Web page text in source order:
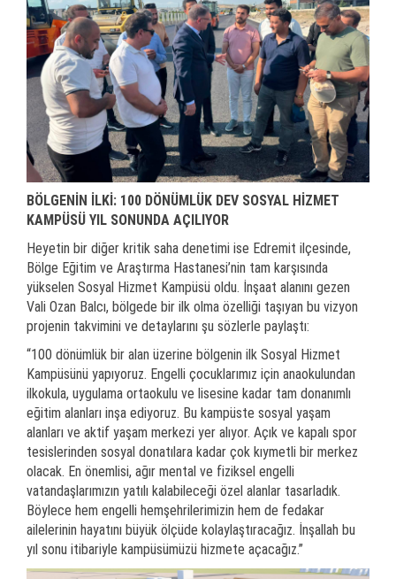
BÖLGENİN İLKİ: 100 DÖNÜMLÜK DEV SOSYAL HİZMET
KAMPÜSÜ YIL SONUNDA AÇILIYOR
Heyetin bir diğer kritik saha denetimi ise Edremit ilçesinde,
Bölge Eğitim ve Araştırma Hastanesi’nin tam karşısında
yükselen Sosyal Hizmet Kampüsü oldu. İnşaat alanını gezen
Vali Ozan Balcı, bölgede bir ilk olma özelliği taşıyan bu vizyon
projenin takvimini ve detaylarını şu sözlerle paylaştı:
“100 dönümlük bir alan üzerine bölgenin ilk Sosyal Hizmet
Kampüsünü yapıyoruz. Engelli çocuklarımız için anaokulundan
ilkokula, uygulama ortaokulu ve lisesine kadar tam donanımlı
eğitim alanları inşa ediyoruz. Bu kampüste sosyal yaşam
alanları ve aktif yaşam merkezi yer alıyor. Açık ve kapalı spor
tesislerinden sosyal donatılara kadar çok kıymetli bir merkez
olacak. En önemlisi, ağır mental ve fiziksel engelli
vatandaşlarımızın yatılı kalabileceği özel alanlar tasarladık.
Böylece hem engelli hemşehrilerimizin hem de fedakar
ailelerinin hayatını büyük ölçüde kolaylaştıracağız. İnşallah bu
yıl sonu itibariyle kampüsümüzü hizmete açacağız.”